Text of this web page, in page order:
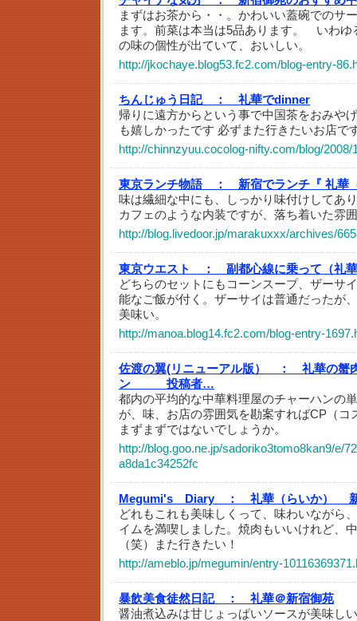
まずはお茶から・・。かわいい蓋碗でのサ
ます。前菜は本当は5品あります。 いわゆ
の味の個性が出ていて、おいしい。
http://jkochaye.blog53.fc2.com/blog-entry-
ちんじゅう日記 ：
礼華でdinner
帰りに遠方からという事で中国茶をおみや
も嬉しかったです 必ずまた行きたいお店で
http://chinnzyuu.cocolog-nifty.com/blog/2008/
東京ランチ物語 ：
新宿でランチ『 礼華
味は繊細な中にも、しっかり味付けしてあ
カフェのような内装ですが、落ち着いた雰
http://blog.livedoor.jp/marakuxxx/archives/
東京ウエスト ：
副都心線に乗って（礼
どちらのセットにもコーンスープ、ザーサ
能なご飯が付く。ザーサイは普通だったが
美味い。
http://manoa.blog14.fc2.com/blog-entry-
佐渡の翼(リニューアル版） ：
礼華の蟹
ン 投稿者…
都内の平均的な中華料理屋のチャーハンの
が、味、お店の雰囲気を勘案すればCP（コ
まずまずではないでしょうか。
http://blog.goo.ne.jp/sadoriko3tomo8kan9/e/
a8da1c34252fc
Megumi's Diary ：
礼華（らいか）
どれもこれも美味しくって、味わいながら
イムを満喫しました。焼肉もいいけれど、
（笑）また行きたい！
http://ameblo.jp/megumin/entry-
暴飲美食徒然日記 ：
礼華＠新宿御苑
醤油煮込みは甘じょっぱいソースが美味し